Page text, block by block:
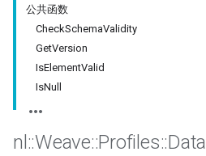
公共函数
CheckSchemaValidity
GetVersion
IsElementValid
IsNull
nl ::Weave::Profiles::Data